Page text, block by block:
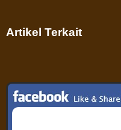
Artikel Terkait